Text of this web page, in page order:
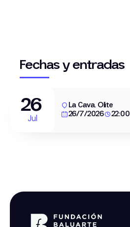
Fechas y entradas
26
Jul
La Cava. Olite
26/7/2026
22:00